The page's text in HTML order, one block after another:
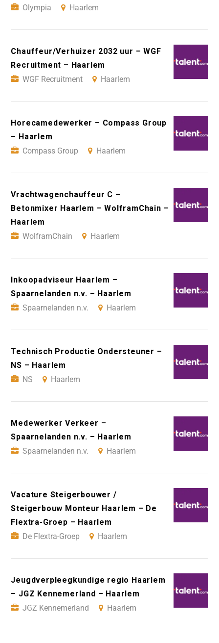
Olympia
Haarlem
Chauffeur/Verhuizer 2032 uur – WGF
Recruitment – Haarlem
WGF Recruitment
Haarlem
Horecamedewerker – Compass Group
– Haarlem
Compass Group
Haarlem
Vrachtwagenchauffeur C –
Betonmixer Haarlem – WolframChain –
Haarlem
WolframChain
Haarlem
Inkoopadviseur Haarlem –
Spaarnelanden n.v. – Haarlem
Spaarnelanden n.v.
Haarlem
Technisch Productie Ondersteuner –
NS – Haarlem
NS
Haarlem
Medewerker Verkeer –
Spaarnelanden n.v. – Haarlem
Spaarnelanden n.v.
Haarlem
Vacature Steigerbouwer /
Steigerbouw Monteur Haarlem – De
Flextra-Groep – Haarlem
De Flextra-Groep
Haarlem
Jeugdverpleegkundige regio Haarlem
– JGZ Kennemerland – Haarlem
JGZ Kennemerland
Haarlem